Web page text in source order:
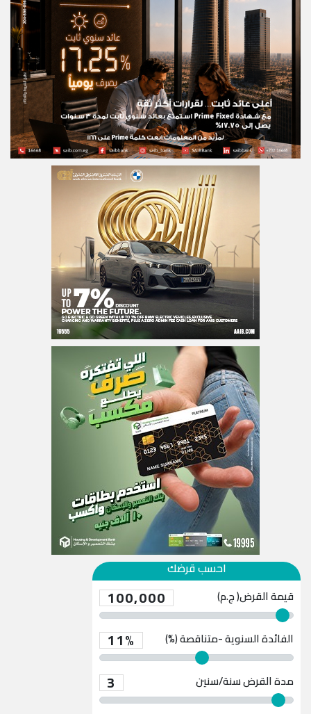
احسب قرضك
قيمة القرض( ج.م) 100,000
الفائدة السنوية -متناقصة (%) 11%
مدة القرض 3 سنة/سنين